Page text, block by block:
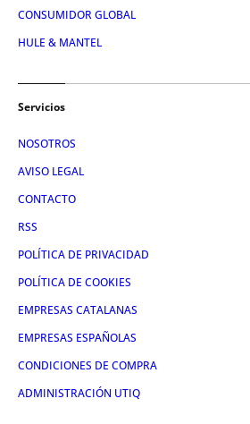
CONSUMIDOR GLOBAL
HULE & MANTEL
Servicios
NOSOTROS
AVISO LEGAL
CONTACTO
RSS
POLÍTICA DE PRIVACIDAD
POLÍTICA DE COOKIES
EMPRESAS CATALANAS
EMPRESAS ESPAÑOLAS
CONDICIONES DE COMPRA
ADMINISTRACIÓN UTIQ